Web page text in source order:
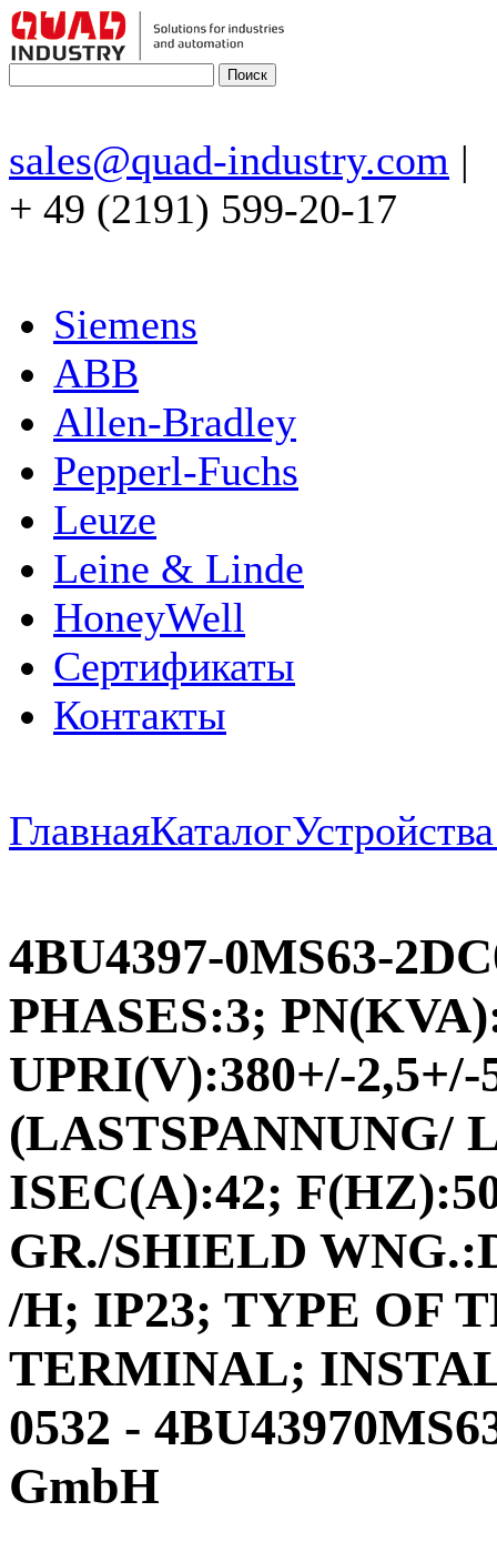
sales@quad-industry.com |
+ 49 (2191) 599-20-17
Siemens
ABB
Allen-Bradley
Pepperl-Fuchs
Leuze
Leine & Linde
HoneyWell
Сертификаты
Контакты
ГлавнаяКаталог
4BU4397-0MS63-
PHASES:3;
UPRI(V):380+/-
(LASTSPANNUNG/
ISEC(A):42;
GR./SHIELD
/H; IP23; TYPE OF
TERMINAL;
0532 -
GmbH